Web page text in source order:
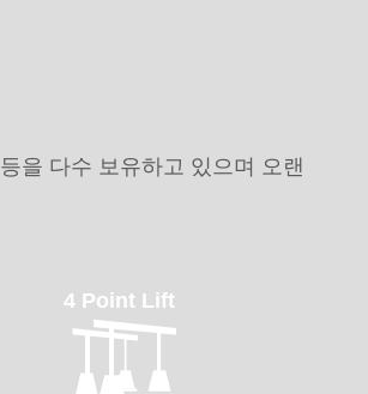
등을 다수 보유하고 있으며 오랜
4 Point Lift